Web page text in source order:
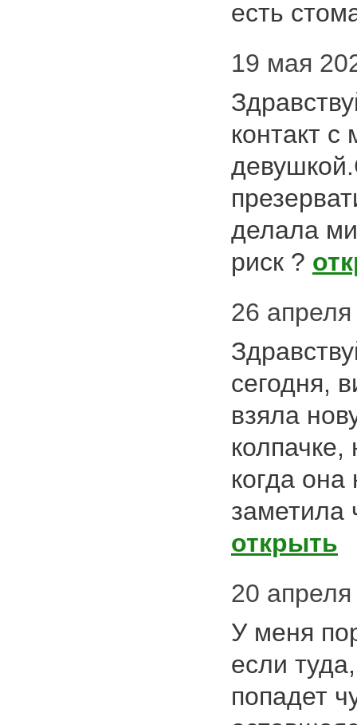
есть
19 мая
контакт
делала
риск ?
26
сегодня,
взяла
когда она
заметила
открыть
20 апреля
У меня
если
попадет